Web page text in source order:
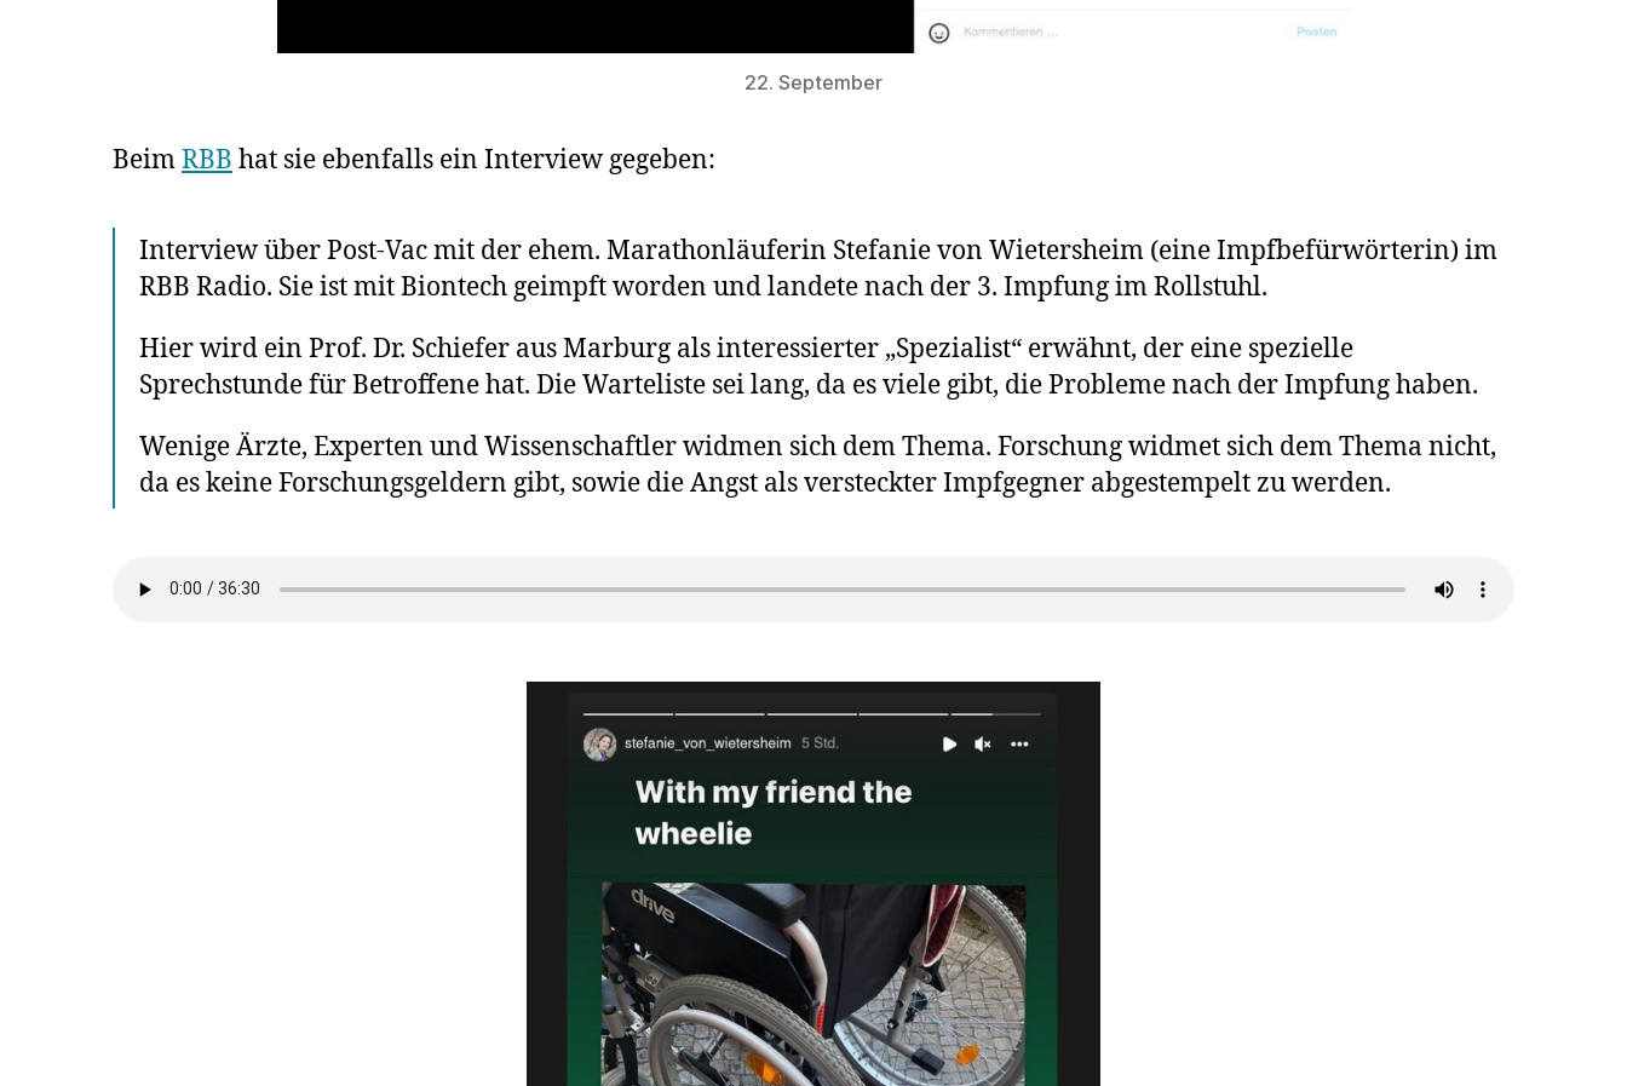
22. September
BeimRBB hat sie ebenfalls ein Interview gegeben:
Interview über Post-Vac mit der ehem. Marathonläuferin Stefanie von Wietersheim (eine Impfbefürwörterin) im
RBB Radio. Sie ist mit Biontech geimpft worden und landete nach der 3. Impfung im Rollstuhl.
Hier wird ein Prof. Dr. Schiefer aus Marburg als interessierter „Spezialist“ erwähnt, der eine spezielle
Sprechstunde für Betroffene hat. Die Warteliste sei lang, da es viele gibt, die Probleme nach der Impfung haben.
Wenige Ärzte, Experten und Wissenschaftler widmen sich dem Thema. Forschung widmet sich dem Thema nicht,
da es keine Forschungsgeldern gibt, sowie die Angst als versteckter Impfgegner abgestempelt zu werden.